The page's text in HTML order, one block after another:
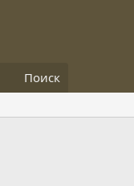
Поиск